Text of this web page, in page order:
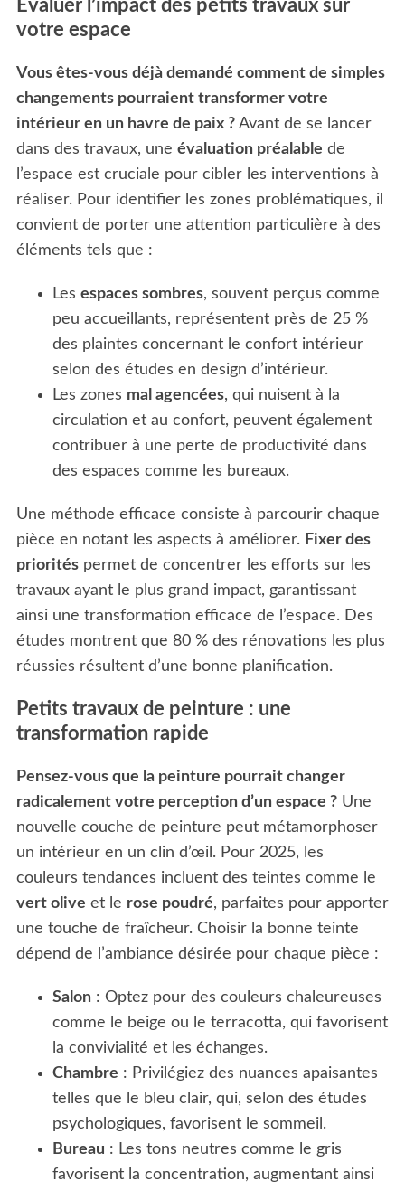
Évaluer l’impact des petits travaux sur
votre espace
Vous êtes-vous déjà demandé comment de simples
changements pourraient transformer votre
intérieur en un havre de paix ?Avant de se lancer
dans des travaux, une évaluation préalable de
l’espace est cruciale pour cibler les interventions à
réaliser. Pour identifier les zones problématiques, il
convient de porter une attention particulière à des
éléments tels que :
Les espaces sombres, souvent perçus comme
peu accueillants, représentent près de 25 %
des plaintes concernant le confort intérieur
selon des études en design d’intérieur.
Les zones mal agencées, qui nuisent à la
circulation et au confort, peuvent également
contribuer à une perte de productivité dans
des espaces comme les bureaux.
Une méthode efficace consiste à parcourir chaque
pièce en notant les aspects à améliorer. Fixer des
prioritéspermet de concentrer les efforts sur les
travaux ayant le plus grand impact, garantissant
ainsi une transformation efficace de l’espace. Des
études montrent que 80 % des rénovations les plus
réussies résultent d’une bonne planification.
Petits travaux de peinture : une
transformation rapide
Pensez-vous que la peinture pourrait changer
radicalement votre perception d’un espace ?Une
nouvelle couche de peinture peut métamorphoser
un intérieur en un clin d’œil. Pour 2025, les
couleurs tendances incluent des teintes comme le
vert olive et le rose poudré, parfaites pour apporter
une touche de fraîcheur. Choisir la bonne teinte
dépend de l’ambiance désirée pour chaque pièce :
Salon: Optez pour des couleurs chaleureuses
comme le beige ou le terracotta, qui favorisent
la convivialité et les échanges.
Chambre : Privilégiez des nuances apaisantes
telles que le bleu clair, qui, selon des études
psychologiques, favorisent le sommeil.
Bureau : Les tons neutres comme le gris
favorisent la concentration, augmentant ainsi